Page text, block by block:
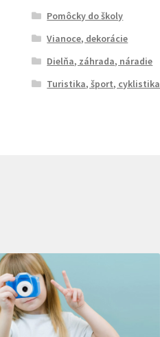
Pomôcky do školy
Vianoce, dekorácie
Dielňa, záhrada, náradie
Turistika, šport, cyklistika